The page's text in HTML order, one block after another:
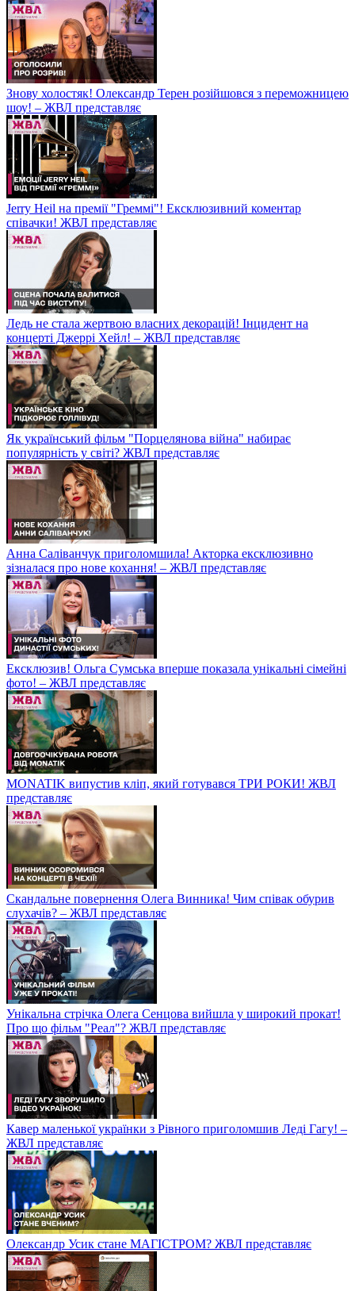
Знову холостяк! Олександр Терен розійшовся з переможницею
шоу! – ЖВЛ представляє
Jerry Heil на премії "Греммі"! Ексклюзивний коментар
співачки! ЖВЛ представляє
Ледь не стала жертвою власних декорацій! Інцидент на
концерті Джеррі Хейл! – ЖВЛ представляє
Як український фільм "Порцелянова війна" набирає
популярність у світі? ЖВЛ представляє
Анна Саліванчук приголомшила! Акторка ексклюзивно
зізналася про нове кохання! – ЖВЛ представляє
Ексклюзив! Ольга Сумська вперше показала унікальні сімейні
фото! – ЖВЛ представляє
MONATIK випустив кліп, який готувався ТРИ РОКИ! ЖВЛ
представляє
Скандальне повернення Олега Винника! Чим співак обурив
слухачів? – ЖВЛ представляє
Унікальна стрічка Олега Сенцова вийшла у широкий прокат!
Про що фільм "Реал"? ЖВЛ представляє
Кавер маленької українки з Рівного приголомшив Леді Гагу! –
ЖВЛ представляє
Олександр Усик стане МАГІСТРОМ? ЖВЛ представляє